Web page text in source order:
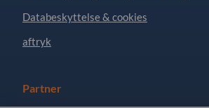
Databeskyttelse & cookies
aftryk
Partner